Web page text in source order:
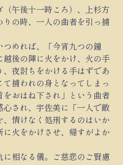
午後十一時ころ）、上杉方
の時、一人の曲者を引っ捕
めれば、「今宵九つの鐘
越後の陣に火をかけ、火の手
夜討ちをかける手はずであ
捕われの身となってしまっ
おはね下され」という曲者
心され、宇佐美に「一人で敵
情けなく処刑するのはいか
火をかけさせ、帰すがよか
相なる儀。ご慈悲のご賢慮